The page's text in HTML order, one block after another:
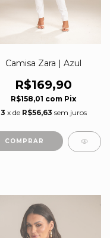
Camisa Zara | Azul
R$169,90
R$158,01 com Pix
3 x de R$56,63 sem juros
COMPRAR